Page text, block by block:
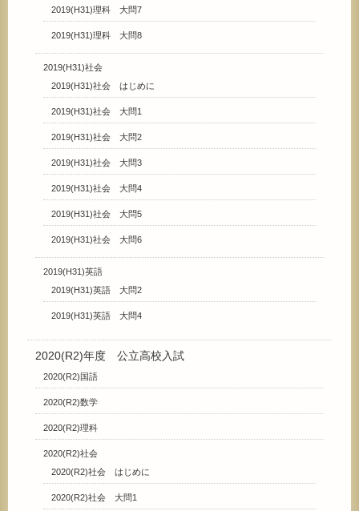
2019(H31)理科 大問7
2019(H31)理科 大問8
2019(H31)社会
2019(H31)社会 はじめに
2019(H31)社会 大問1
2019(H31)社会 大問2
2019(H31)社会 大問3
2019(H31)社会 大問4
2019(H31)社会 大問5
2019(H31)社会 大問6
2019(H31)英語
2019(H31)英語 大問2
2019(H31)英語 大問4
2020(R2)年度 公立高校入試
2020(R2)国語
2020(R2)数学
2020(R2)理科
2020(R2)社会
2020(R2)社会 はじめに
2020(R2)社会 大問1